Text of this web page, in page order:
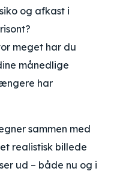
og afkast i
meget har du
månedlige
har
sammen med
realistisk billede
ud – både nu og i